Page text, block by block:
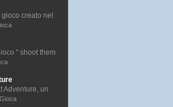
creato nel
" shoot them
Adventure, un
Gioca